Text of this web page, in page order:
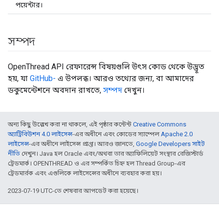
পয়েন্টার।
সম্পদ
OpenThread API রেফারেন্স বিষয়গুলি উৎস কোড থেকে উদ্ভূত
হয়, যা GitHub- এ উপলব্ধ। আরও তথ্যের জন্য, বা আমাদের
ডকুমেন্টেশনে অবদান রাখতে, সম্পদ দেখুন।
অন্য কিছু উল্লেখ করা না থাকলে, এই পৃষ্ঠার কন্টেন্ট Creative Commons
অ্যাট্রিবিউশন 4.0 লাইসেন্স-এর অধীনে এবং কোডের স্যাম্পেলApache 2.0
লাইসেন্স-এর অধীনে লাইসেন্স প্রাপ্ত। আরও জানতে, Google Developers সাইট
নীতি দেখুন। Java হল Oracle এবং/অথবা তার অ্যাফিলিয়েট সংস্থার রেজিস্টার্ড
ট্রেডমার্ক। OPENTHREAD ও এর সম্পর্কিত চিহ্ন হল Thread Group-এর
ট্রেডমার্রক এবং এগুলিকে লাইসেন্সের অধীনে ব্যবহার করা হয়।
2023-07-19 UTC-তে শেষবার আপডেট করা হয়েছে।